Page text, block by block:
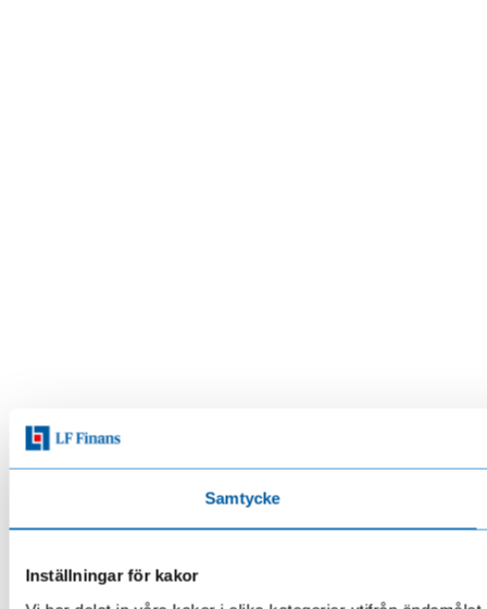
Samtycke
Inställningar för kakor